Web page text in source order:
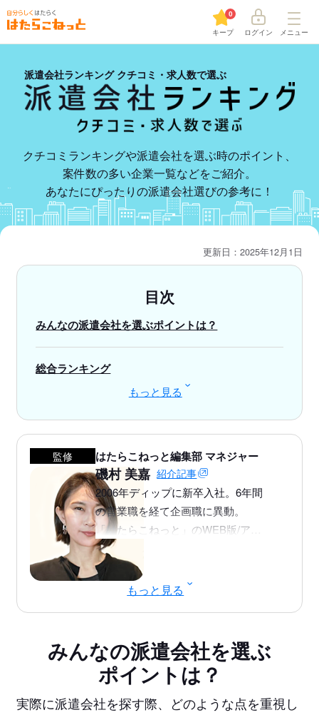
キープ
0
ログイン メニュー
派遣会社ランキング クチコミ・求人数で選ぶ
クチコミランキングや派遣会社を選ぶ時のポイント、
案件数の多い企業一覧などをご紹介。
あなたにぴったりの派遣会社選びの参考に！
更新日：2025年12月1日
目次
みんなの派遣会社を選ぶポイントは？
総合ランキング
もっと見る
監修 はたらこねっと編集部 マネジャー
磯村 美嘉 紹介記事
2006年ディップに新卒入社。6年間
の営業職を経て企画職に異動。
「はたらこねっと」のWEB版/アプ
リ版リニューアル、管理画面リニュ
ーアルなど各種プロジェクトに従
事。 現在は、はたらこねっと部の
もっと見る
みんなの派遣会社を選ぶ
ポイントは？
実際に派遣会社を探す際、どのような点を重視し